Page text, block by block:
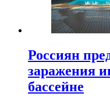
Россиян
заражения
бассейне